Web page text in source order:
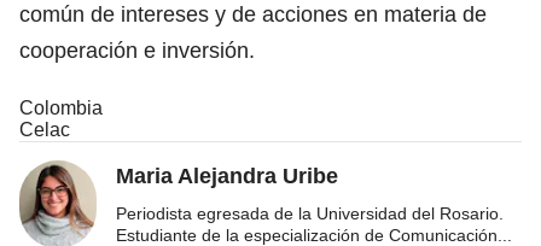
común de intereses y de acciones en materia de
cooperación e inversión.
Colombia
Celac
Maria Alejandra Uribe
Periodista egresada de la Universidad del Rosario.
Estudiante de la especialización de Comunicación